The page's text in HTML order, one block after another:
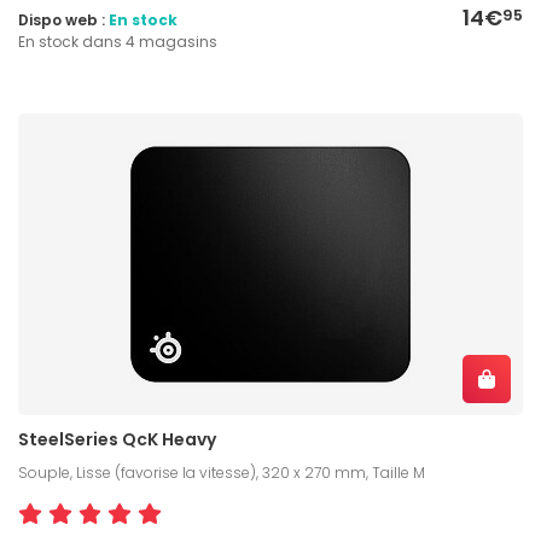
14€95
Dispo web : En stock
En stock dans 4 magasins
SteelSeries QcK Heavy
Souple, Lisse (favorise la vitesse), 320 x 270 mm, Taille M